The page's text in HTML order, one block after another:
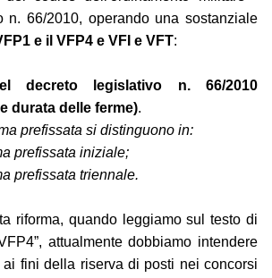
n. 66/2010, operando una sostanziale
e il VFP4 e VFI e VFT:
decreto legislativo n. 66/2010
durata delle ferme).
prefissata si distinguono in:
prefissata iniziale;
prefissata triennale.
riforma, quando leggiamo sul testo di
attualmente dobbiamo intendere
ai fini della riserva di posti nei concorsi